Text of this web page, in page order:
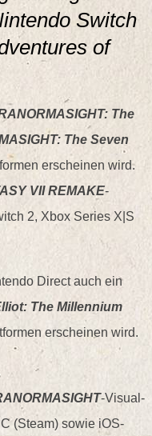
Switch
of
The
The Seven
erscheinen wird.
VII REMAKE-
2, Xbox Series X|S
Direct auch ein
The Millennium
erscheinen wird.
-Visual-
(Steam) sowie iOS-